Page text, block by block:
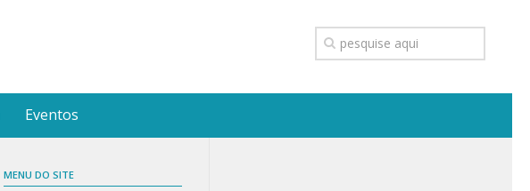
Eventos
MENU DO SITE